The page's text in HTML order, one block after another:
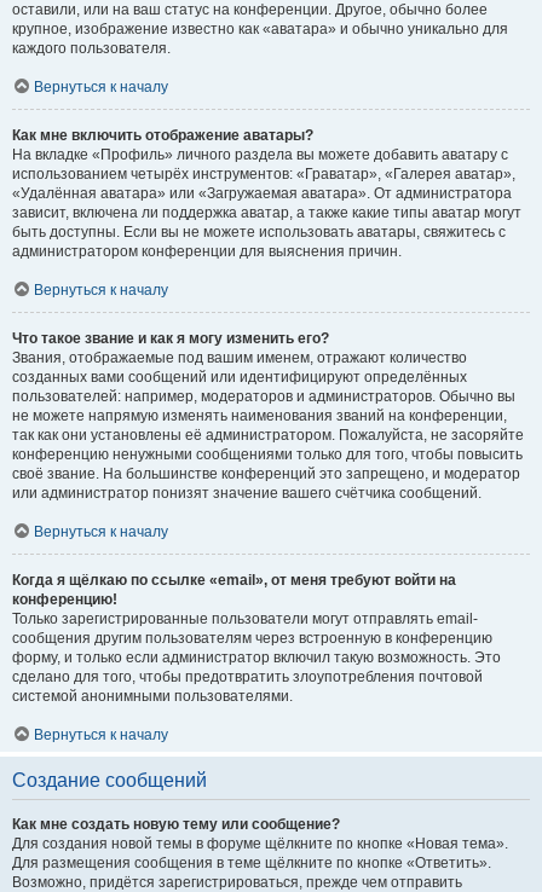
оставили, или на ваш статус на конференции. Другое, обычно более
крупное, изображение известно как «аватара» и обычно уникально для
каждого пользователя.
Вернуться к началу
Как мне включить отображение аватары?
На вкладке «Профиль» личного раздела вы можете добавить аватару с
использованием четырёх инструментов: «Граватар», «Галерея аватар»,
«Удалённая аватара» или «Загружаемая аватара». От администратора
зависит, включена ли поддержка аватар, а также какие типы аватар могут
быть доступны. Если вы не можете использовать аватары, свяжитесь с
администратором конференции для выяснения причин.
Вернуться к началу
Что такое звание и как я могу изменить его?
Звания, отображаемые под вашим именем, отражают количество
созданных вами сообщений или идентифицируют определённых
пользователей: например, модераторов и администраторов. Обычно вы
не можете напрямую изменять наименования званий на конференции,
так как они установлены её администратором. Пожалуйста, не засоряйте
конференцию ненужными сообщениями только для того, чтобы повысить
своё звание. На большинстве конференций это запрещено, и модератор
или администратор понизят значение вашего счётчика сообщений.
Вернуться к началу
Когда я щёлкаю по ссылке «email», от меня требуют войти на
конференцию!
Только зарегистрированные пользователи могут отправлять email-
сообщения другим пользователям через встроенную в конференцию
форму, и только если администратор включил такую возможность. Это
сделано для того, чтобы предотвратить злоупотребления почтовой
системой анонимными пользователями.
Вернуться к началу
Создание сообщений
Как мне создать новую тему или сообщение?
Для создания новой темы в форуме щёлкните по кнопке «Новая тема».
Для размещения сообщения в теме щёлкните по кнопке «Ответить».
Возможно, придётся зарегистрироваться, прежде чем отправить